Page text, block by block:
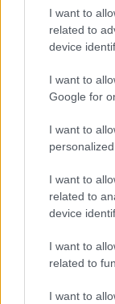
I want to
related to
device
I want to
Google for
I want to
I want to
related to
device
I want to
related to
I want to
Βουλευτές
και ζήτησαν
Πηγές της ΝΔ
αποσταλούν
προστατευθεί
Υπενθύμισαν
δικογραφία
οργάνωσης».